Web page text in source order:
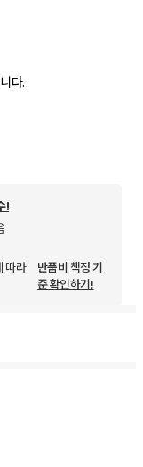
다.
!
따라
반품비 책정 기
준 확인하기!